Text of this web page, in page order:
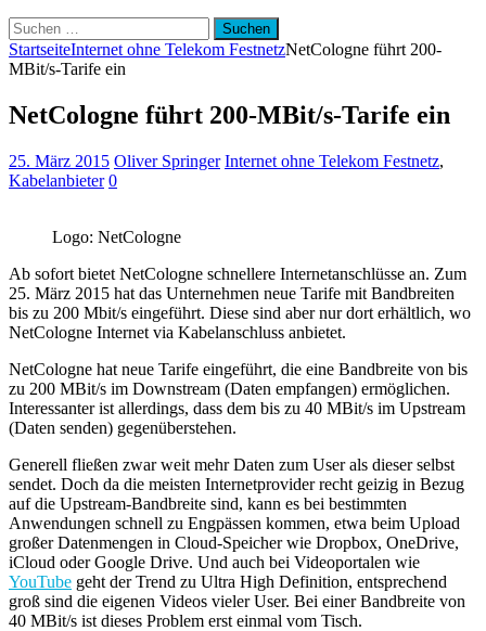
Suchen
nach:
StartseiteInternet ohne Telekom FestnetzNetCologne führt 200-
MBit/s-Tarife ein
NetCologne führt 200-MBit/s-Tarife ein
25. März 2015 Oliver Springer Internet ohne Telekom Festnetz,
Kabelanbieter 0
Logo: NetCologne
Ab sofort bietet NetCologne schnellere Internetanschlüsse an. Zum
25. März 2015 hat das Unternehmen neue Tarife mit Bandbreiten
bis zu 200 Mbit/s eingeführt. Diese sind aber nur dort erhältlich, wo
NetCologne Internet via Kabelanschluss anbietet.
NetCologne hat neue Tarife eingeführt, die eine Bandbreite von bis
zu 200 MBit/s im Downstream (Daten empfangen) ermöglichen.
Interessanter ist allerdings, dass dem bis zu 40 MBit/s im Upstream
(Daten senden) gegenüberstehen.
Generell fließen zwar weit mehr Daten zum User als dieser selbst
sendet. Doch da die meisten Internetprovider recht geizig in Bezug
auf die Upstream-Bandbreite sind, kann es bei bestimmten
Anwendungen schnell zu Engpässen kommen, etwa beim Upload
großer Datenmengen in Cloud-Speicher wie Dropbox, OneDrive,
iCloud oder Google Drive. Und auch bei Videoportalen wie
YouTube geht der Trend zu Ultra High Definition, entsprechend
groß sind die eigenen Videos vieler User. Bei einer Bandbreite von
40 MBit/s ist dieses Problem erst einmal vom Tisch.